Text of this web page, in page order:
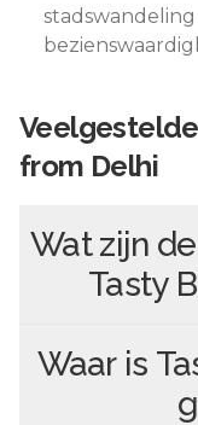
from Delhi
Wat zijn
Tasty
Waar is